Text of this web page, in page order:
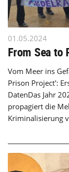
01.05.2024
From Sea to
Vom Meer ins
Prison Project':
DatenDas Jahr
propagiert die
Kriminalisierung